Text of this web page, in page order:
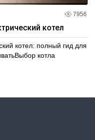
7956
котел
котел: полный гид для
котла